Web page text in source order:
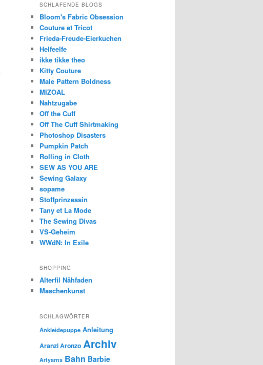
SCHLAFENDE BLOGS
Bloom's Fabric Obsession
Couture et Tricot
Frieda-Freude-Eierkuchen
Helfeelfe
ikke tikke theo
Kitty Couture
Male Pattern Boldness
MIZOAL
Nahtzugabe
Off the Cuff
Off The Cuff Shirtmaking
Photoshop Disasters
Pumpkin Patch
Rolling in Cloth
SEW AS YOU ARE
Sewing Galaxy
sopame
Stoffprinzessin
Tany et La Mode
The Sewing Divas
VS-Geheim
WWdN: In Exile
SHOPPING
Alterfil Nähfaden
Maschenkunst
SCHLAGWÖRTER
Ankleidepuppe Anleitung
Aranzi Aronzo Archiv
Artyarns Bahn Barbie